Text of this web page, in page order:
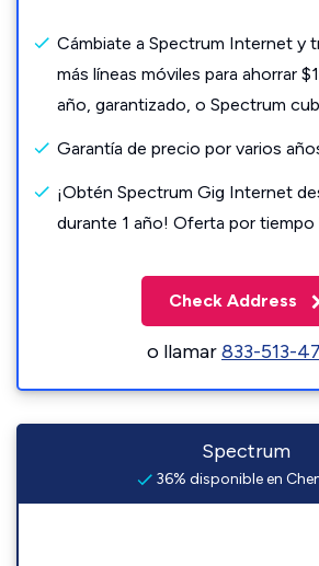
Cámbiate a Spectrum Internet y
más líneas móviles para ahorrar
año, garantizado, o Spectrum
Garantía de precio por varios
¡Obtén Spectrum Gig Internet
durante 1 año! Oferta por tiempo
Check Address
o llamar833-513-
Spectrum
36% disponible en